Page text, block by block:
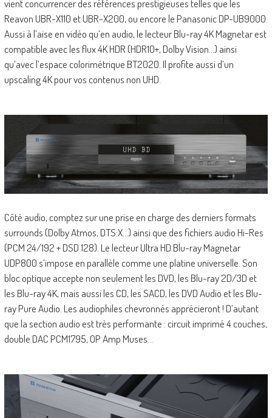
vient concurrencer des références prestigieuses telles que les
Reavon UBR-X110 et UBR-X200, ou encore le Panasonic DP-UB9000.
Aussi à l’aise en vidéo qu’en audio, le lecteur Blu-ray 4K Magnetar est
compatible avec les flux 4K HDR (HDR10+, Dolby Vision…) ainsi
qu’avec l’espace colorimétrique BT2020. Il profite aussi d’un
upscaling 4K pour vos contenus non UHD.
Côté audio, comptez sur une prise en charge des derniers formats
surrounds (Dolby Atmos, DTS:X…) ainsi que des fichiers audio Hi-Res
(PCM 24/192 + DSD 128). Le lecteur Ultra HD Blu-ray Magnetar
UDP800 s’impose en parallèle comme une platine universelle. Son
bloc optique accepte non seulement les DVD, les Blu-ray 2D/3D et
les Blu-ray 4K, mais aussi les CD, les SACD, les DVD Audio et les Blu-
ray Pure Audio. Les audiophiles chevronnés apprécieront ! D’autant
que la section audio est très performante : circuit imprimé 4 couches,
double DAC PCM1795, OP Amp Muses…